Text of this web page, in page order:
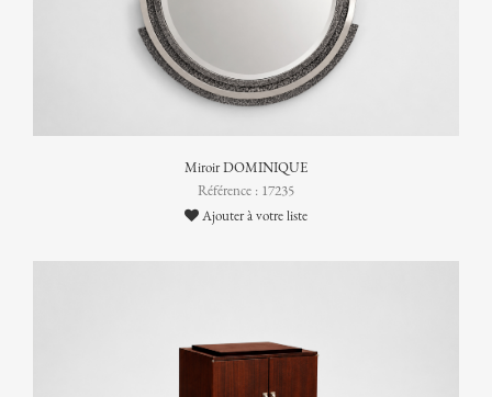
Miroir DOMINIQUE
Référence : 17235
Ajouter à votre liste